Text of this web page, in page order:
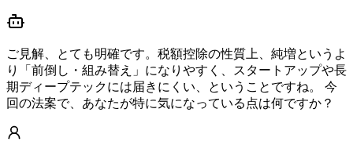
ご見解、とても明確です。税額控除の性質上、純増というよ
り「前倒し・組み替え」になりやすく、スタートアップや長
期ディープテックには届きにくい、ということですね。 今
回の法案で、あなたが特に気になっている点は何ですか？